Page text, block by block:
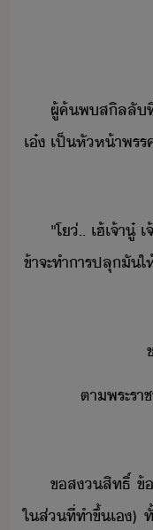
ผู้ค้พ​สิล​ลั
เ๋​ ​เป็​หัห้าพรร
"​โ​่​..​ ​เฮ้​เจ้า​ู๋​
ข้า​จะ​ทำาร​ปลุ​ั​ใ
ตา​พระร
ข​สสิทธิ์​ ​ข้
ใ​ส่​ที่​ทำ​ขึ้​เ​)​